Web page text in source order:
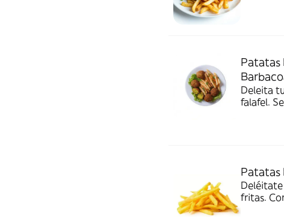
Patatas
Deleita
falafel.
Patatas
fritas.